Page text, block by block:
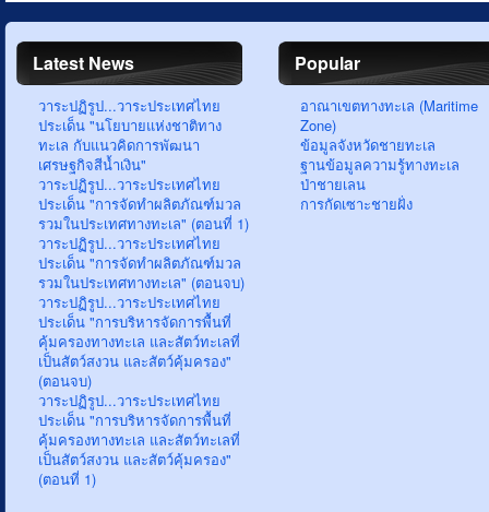
Latest News
วาระปฏิรูป...วาระประเทศไทย
ประเด็น "นโยบายแห่งชาติทาง
ทะเล กับแนวคิดการพัฒนา
เศรษฐกิจสีน้ำเงิน"
วาระปฏิรูป...วาระประเทศไทย
ประเด็น "การจัดทำผลิตภัณฑ์มวล
รวมในประเทศทางทะเล" (ตอนที่ 1)
วาระปฏิรูป...วาระประเทศไทย
ประเด็น "การจัดทำผลิตภัณฑ์มวล
รวมในประเทศทางทะเล" (ตอนจบ)
วาระปฏิรูป...วาระประเทศไทย
ประเด็น "การบริหารจัดการพื้นที่
คุ้มครองทางทะเล และสัตว์ทะเลที่
เป็นสัตว์สงวน และสัตว์คุ้มครอง"
(ตอนจบ)
วาระปฏิรูป...วาระประเทศไทย
ประเด็น "การบริหารจัดการพื้นที่
คุ้มครองทางทะเล และสัตว์ทะเลที่
เป็นสัตว์สงวน และสัตว์คุ้มครอง"
(ตอนที่ 1)
Popular
อาณาเขตทางทะเล (Maritime
Zone)
ข้อมูลจังหวัดชายทะเล
ฐานข้อมูลความรู้ทางทะเล
ป่าชายเลน
การกัดเซาะชายฝั่ง